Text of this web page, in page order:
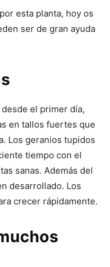
esta planta, hoy os
ser de gran ayuda
el primer día,
en tallos fuertes que
Los geranios tupidos
tiempo con el
sanas. Además del
desarrollado. Los
crecer rápidamente.